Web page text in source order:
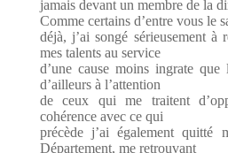
jamais devant un membre de la
Comme certains d’entre vous le
déjà, j’ai songé sérieusement à
mes talents au service
d’une cause moins ingrate
d’ailleurs à l’attention
de ceux qui me traitent
cohérence avec ce qui
précède j’ai également quitté
Département, me retrouvant